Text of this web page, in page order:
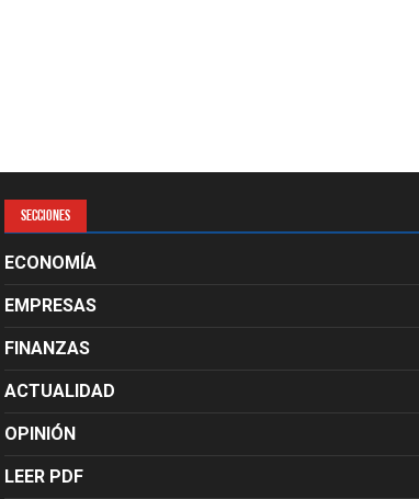
SECCIONES
ECONOMÍA
EMPRESAS
FINANZAS
ACTUALIDAD
OPINIÓN
LEER PDF